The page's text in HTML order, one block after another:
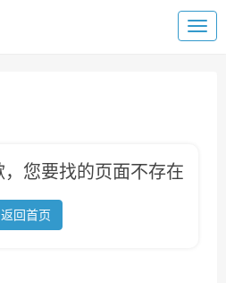
您要找的页面不存在
返回首页